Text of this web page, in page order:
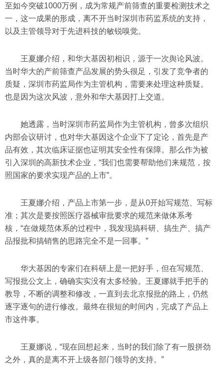
至如今突破1000万例，成为常规产前筛查的重要检测技术之
一，这一成果的形成，离不开当时深圳市药监系统的支持，
以及主管领导对于先进科技的敏锐嗅觉。
王夏娜介绍，和华大基因初相识，源于一次舆论风波。
当时华大的产前筛查产品发展的势头很足，引发了竞争者的
质疑，深圳市药监局作为主管机构，需要来处理这种质疑。
也是因为这次风波，意外和华大基因打上交道。
她透露，当时深圳市药监局作为主管机构，曾多次组织
内部会议研讨，也对华大基因这个企业下了定论，首先是产
品有效，其次临床证据也证明其安全性有保障。那么作为被
引入深圳的高新技术企业，“我们也需要帮助他们来规范，按
照国家的要求实现产品的上市”。
王夏娜介绍，产品上市第一步，是从0开始写规范、写标
准；其次是要按照医疗器械审批要求的规范来做体系考
核，“在做规范体系的过程中，我发现搞科研、搞生产、搞产
品报批和搞销售的思路完全不是一回事。”
华大基因的专家们在科研上是一把好手，但在写规范、
写报批公文上，确确实实没有太多经验。王夏娜就手把手的
教导，不断的调整和修改，一直到去北京报批的路上，仍然
逐字逐句的进行修改。最终在很短的时间内，完成了产品上
市这件事。
王夏娜说，“现在回想起来，当时的我们除了有一股拼劲
之外，真的是离不开上级各部门领导的支持。”